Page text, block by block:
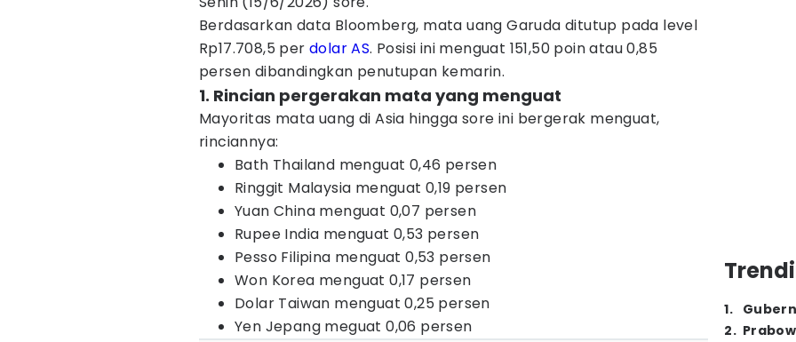
Berdasarkan data Bloomberg, mata uang Garuda ditutup pada level
Rp17.708,5 perdolar AS. Posisi ini menguat 151,50 poin atau 0,85
persen dibandingkan penutupan kemarin.
1. Rincian pergerakan mata yang menguat
Mayoritas mata uang di Asia hingga sore ini bergerak menguat,
rinciannya:
Bath Thailand menguat 0,46 persen
Ringgit Malaysia menguat 0,19 persen
Yuan China menguat 0,07 persen
Rupee India menguat 0,53 persen
Pesso Filipina menguat 0,53 persen
Won Korea menguat 0,17 persen
Dolar Taiwan menguat 0,25 persen
Yen Jepang meguat 0,06 persen
1.
2.